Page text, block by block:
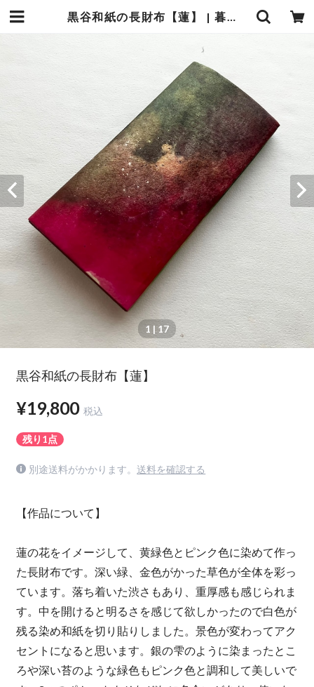
黒谷和紙の長財布【蓮】 | 暮らしの中の和紙のかたち
1 | 17
黒谷和紙の長財布【蓮】
¥19,800 税込
残り1点
別途送料がかかります。 送料を確認する
【作品について】
蓮の花をイメージして、黄緑色とピンク色に染めて作っ
た長財布です。深い緑、金色がかった草色が全体を彩っ
ています。落ち着いた渋さもあり、重厚感も感じられま
す。中を開けると明るさを感じて欲しかったので白色が
残る染め和紙を切り貼りしました。景色が変わってアク
セントになると思います。銀の雫のように染まったとこ
ろや深い苔のような緑色もピンク色と調和して美しいで